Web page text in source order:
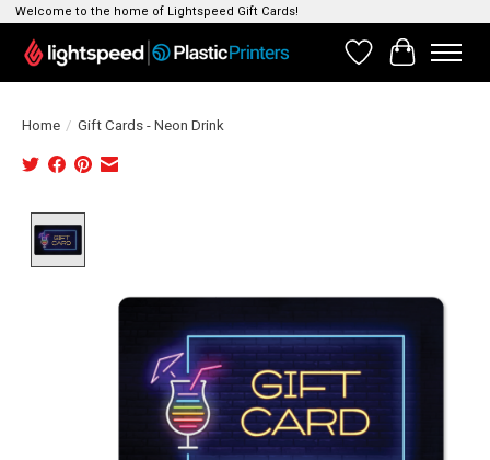
Welcome to the home of Lightspeed Gift Cards!
Verlanglijst
Home / Gift Cards - Neon Drink